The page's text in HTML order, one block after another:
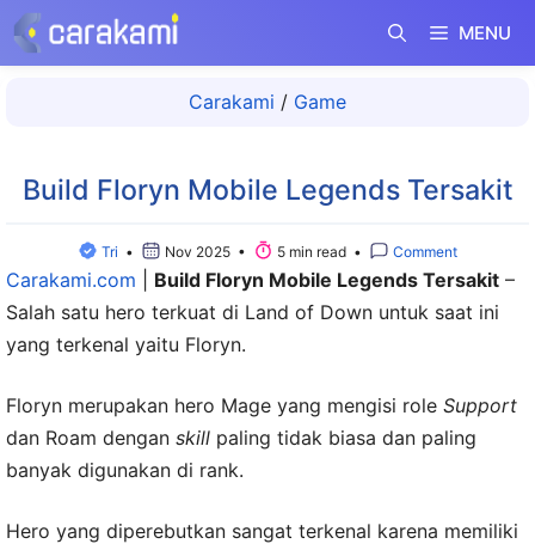
Langsung
ke
MENU
Carakami / Game
Build Floryn Mobile Legends Tersakit
Tri • Nov 2025 • 5 min read • Comment
Carakami.com Build Floryn Mobile Legends Tersakit –
Salah satu hero terkuat di Land of Down untuk saat ini
yang terkenal yaitu Floryn.
Floryn merupakan hero Mage yang mengisi role Support
dan Roam dengan skill paling tidak biasa dan paling
banyak digunakan di rank.
Hero yang diperebutkan sangat terkenal karena memiliki